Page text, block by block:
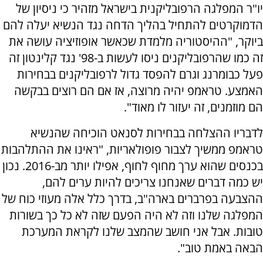
יו"ר המפלגה הרפובליקנית בישראל מזהיר כי ניסיון של
הדמוקרטים להתחיל בהליך הדחה נגד הנשיא יעלה להם
ביוקר, "ההיסטוריה מלמדת שכאשר אופוזיציה עושה את
זה כמו שהרפובליקנים ניסו לעשות ב-98' נגד קלינטון זה
פעל כבומרנג וגרם להפסד גדול לרפובליקנים בבחירות
האמצע. טראמפ יהיה מרוצה, אז אם הם רוצים בבקשה
הם מוזמנים, זה יעזור לו מאוד".
לדבריו ההצלחה בבחירות לסנאט הוכיחה שהנשיא
טראמפ ממשיך לצבור פופולאריות, "ראינו את ההתלהבות
בכנסים שהוא ערך מחוף לחוף, אפילו יותר מב-2016. נכון
יש כמה דברים שאנחנו צריכים להיות ערים להם,
ההצבעה בפרברים בארה"ב, בדרך כלל אלה מעוזי כוח של
המפלגה שלנו וזה לא היה הפעם שזה לא כל כך בשורות
טובות. אבל אני חושב שהמצב שלנו לקראת המערכת
הבאה באמת טוב".